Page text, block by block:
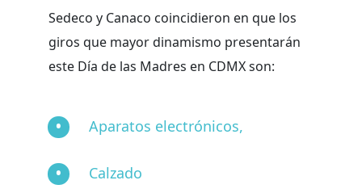
Sedeco y Canaco coincidieron en que los
giros que mayor dinamismo presentarán
este Día de las Madres en CDMX son:
Aparatos electrónicos,
Calzado